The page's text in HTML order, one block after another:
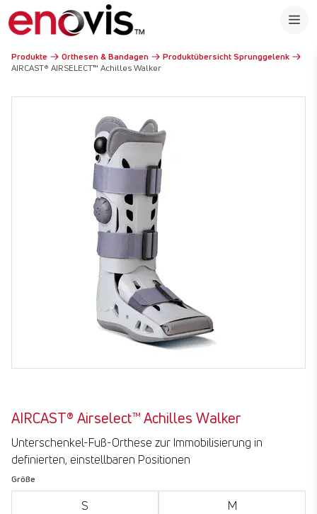
Produkte Orthesen & Bandagen
Produktübersicht Sprunggelenk
AIRCAST® AIRSELECT™ Achilles Walker
AIRCAST® Airselect™ Achilles Walker
Unterschenkel-Fuß-Orthese zur Immobilisierung in
definierten, einstellbaren Positionen
Größe
S
M